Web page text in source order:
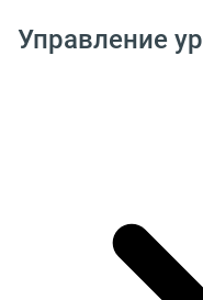
Управление